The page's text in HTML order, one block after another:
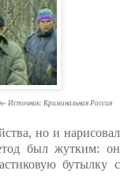
Источник: Криминальная Россия
но и нарисовал
был жутким: он
бутылку с